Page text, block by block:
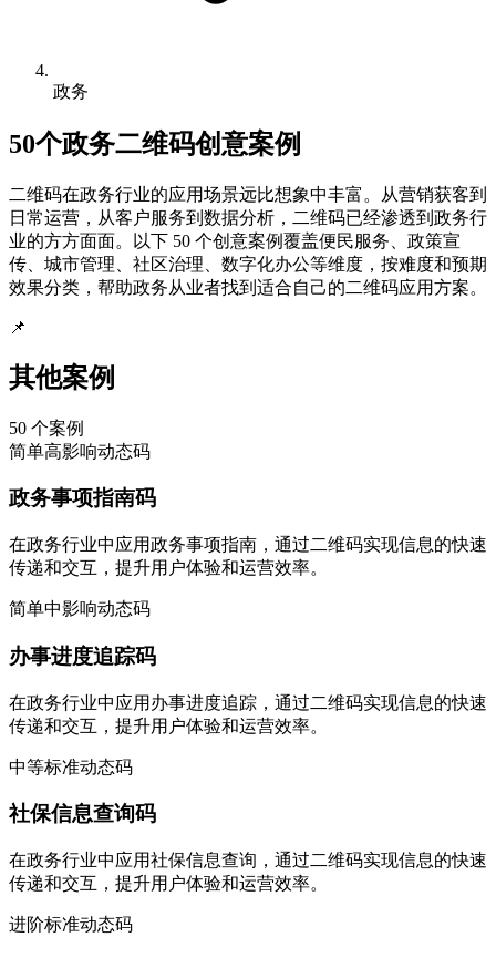
政务
50个政务二维码创意案例
二维码在政务行业的应用场景远比想象中丰富。从营销获客到
日常运营，从客户服务到数据分析，二维码已经渗透到政务行
业的方方面面。以下 50 个创意案例覆盖便民服务、政策宣
传、城市管理、社区治理、数字化办公等维度，按难度和预期
效果分类，帮助政务从业者找到适合自己的二维码应用方案。
📌
其他案例
50 个案例
简单高影响动态码
政务事项指南码
在政务行业中应用政务事项指南，通过二维码实现信息的快速
传递和交互，提升用户体验和运营效率。
简单中影响动态码
办事进度追踪码
在政务行业中应用办事进度追踪，通过二维码实现信息的快速
传递和交互，提升用户体验和运营效率。
中等标准动态码
社保信息查询码
在政务行业中应用社保信息查询，通过二维码实现信息的快速
传递和交互，提升用户体验和运营效率。
进阶标准动态码